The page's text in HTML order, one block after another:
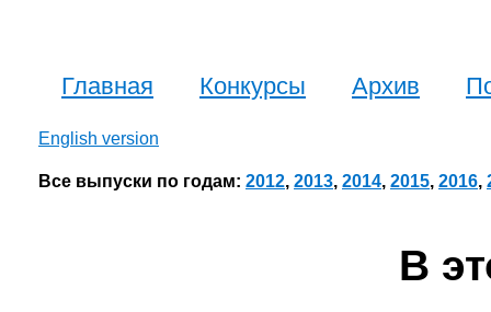
Главная Конкурсы Архив
English version
Все выпуски по годам: 2012, 2013, 2014, 2015, 2016,
В